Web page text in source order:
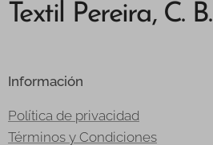
Textil Pereira, C. B.
Información
Política de privacidad
Términos y Condiciones